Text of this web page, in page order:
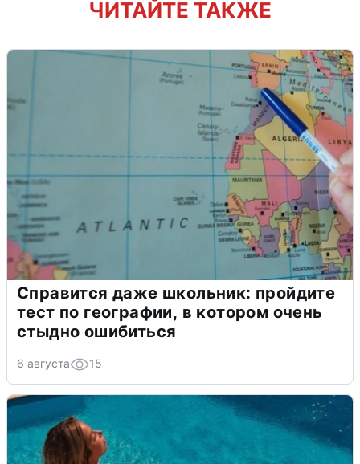
ЧИТАЙТЕ ТАКЖЕ
Справится даже школьник: пройдите
тест по географии, в котором очень
стыдно ошибиться
6 августа 15